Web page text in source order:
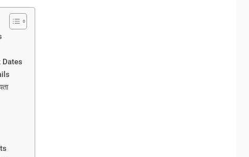
Dates